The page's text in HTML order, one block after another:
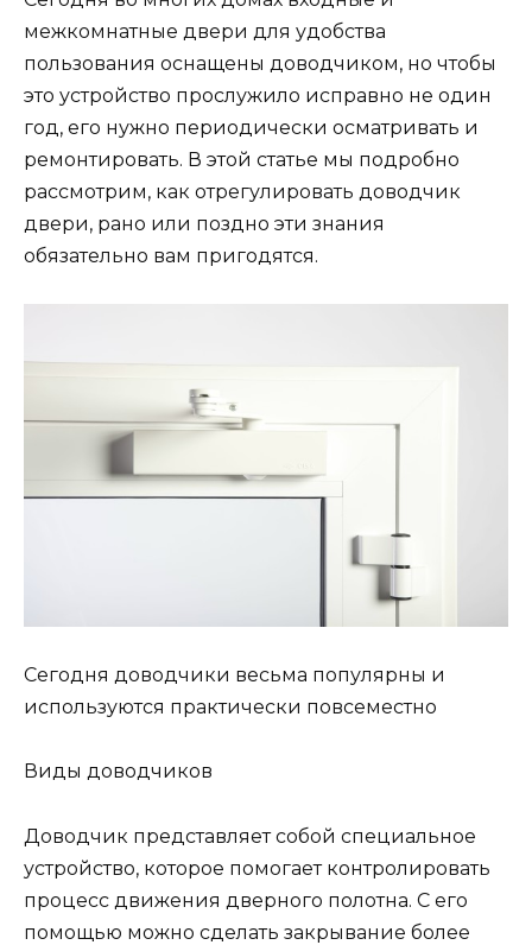
межкомнатные двери для удобства
пользования оснащены доводчиком, но чтобы
это устройство прослужило исправно не один
год, его нужно периодически осматривать и
ремонтировать. В этой статье мы подробно
рассмотрим, как отрегулировать доводчик
двери, рано или поздно эти знания
обязательно вам пригодятся.
Сегодня доводчики весьма популярны и
используются практически повсеместно
Виды доводчиков
Доводчик представляет собой специальное
устройство, которое помогает контролировать
процесс движения дверного полотна. С его
помощью можно сделать закрывание более